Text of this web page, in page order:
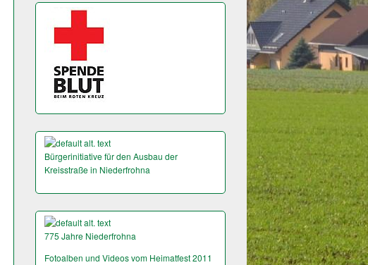
Bürgerinitiative für den Ausbau der
Kreisstraße in Niederfrohna
775 Jahre Niederfrohna
Fotoalben und Videos vom Heimatfest 2011